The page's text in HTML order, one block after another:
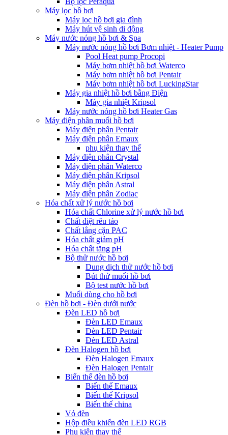
Máy lọc hồ bơi
Máy lọc hồ bơi gia đình
Máy hút vệ sinh di động
Máy nước nóng hồ bơi & Spa
Máy nước nóng hồ bơi Bơm nhiệt - Heater Pump
Pool Heat pump Procopi
Máy bơm nhiệt hồ bơi Waterco
Máy bơm nhiệt hồ bơi Pentair
Máy bơm nhiệt hồ bơi LuckingStar
Máy gia nhiệt hồ bơi bằng Điện
Máy gia nhiệt Kripsol
Máy nước nóng hồ bơi Heater Gas
Máy điện phân muối hồ bơi
Máy điện phân Pentair
Máy điện phân Emaux
phụ kiện thay thế
Máy điện phân Crystal
Máy điện phân Waterco
Máy điện phân Kripsol
Máy điện phân Astral
Máy điện phân Zodiac
Hóa chất xử lý nước hồ bơi
Hóa chất Chlorine xử lý nước hồ bơi
Chất diệt rêu tảo
Chất lắng cặn PAC
Hóa chất giảm pH
Hóa chất tăng pH
Bộ thử nước hồ bơi
Dung dịch thử nước hồ bơi
Bút thử muối hồ bơi
Bộ test nước hồ bơi
Muối dùng cho hồ bơi
Đèn hồ bơi - Đèn dưới nước
Đèn LED hồ bơi
Đèn LED Emaux
Đèn LED Pentair
Đèn LED Astral
Đèn Halogen hồ bơi
Đèn Halogen Emaux
Đèn Halogen Pentair
Biến thế đèn hồ bơi
Biến thế Emaux
Biến thế Kripsol
Biến thế china
Vỏ đèn
Hộp điều khiển đèn LED RGB
Phụ kiện thay thế